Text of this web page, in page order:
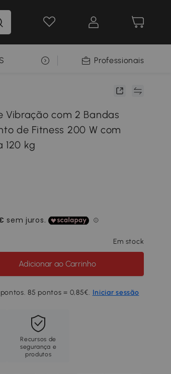
SELEÇÃO PREMIUMProfessionais
Vibração com 2 Bandas
de Fitness 200 W com
120 kg
Em stock
Adicionar ao Carrinho
85 pontos = 0,85€. Iniciar sessão
Recursos de
segurança e
produtos